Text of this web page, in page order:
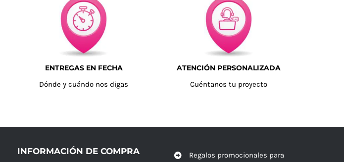
ENTREGAS EN FECHA
Dónde y cuándo nos digas
ATENCIÓN PERSONALIZADA
Cuéntanos tu proyecto
INFORMACIÓN DE COMPRA
Regalos promocionales para